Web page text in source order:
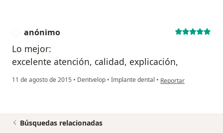
anónimo
Lo mejor:
excelente atención, calidad, explicación,
11 de agosto de 2015 • Dentvelop • Implante dental • en opinión del
Reportar
Búsquedas relacionadas